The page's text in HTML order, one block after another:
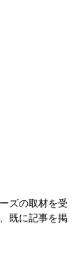
ズの取材を受
既に記事を掲